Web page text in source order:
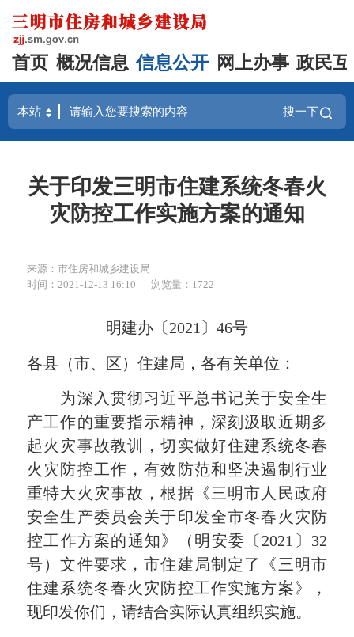
首页 概况信息 信息公开 网上办事 政民
搜一下
关于印发三明市住建系统冬春火
灾防控工作实施方案的通知
来源：市住房和城乡建设局
时间：2021-12-13 16:10
浏览量：1722
明建办 〔2021〕46号
各县（市、区）住建局，各有关单位：
为深入贯彻习近平总书记关于安全生
产工作的重要指示精神 ，深刻汲取近期多
起火灾事故教训，切实做好住建系统冬春
火灾防控工作，有效防范和坚决遏制行业
重特大火灾事故，根据《三明市人民政府
安全生产委员会关于印发全市冬春火灾防
控工作方案的通知》（明安委〔2021〕32
号）文件要求，市住建局制定了《三明市
住建系统冬春火灾防控工作实施方案》，
现印发你们，请结合实际认真组织实施。